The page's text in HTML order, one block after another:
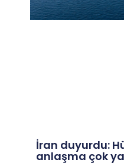
İran duyurdu:
anlaşma çok